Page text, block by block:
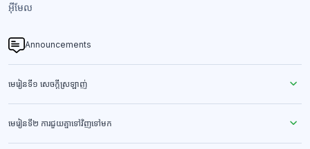
អ៊ីមែល
Announcements
មេរៀនទី១ សេចក្ដីស្រឡាញ់
មេរៀនទី២ ការជួយគ្នាទៅវិញទៅមក